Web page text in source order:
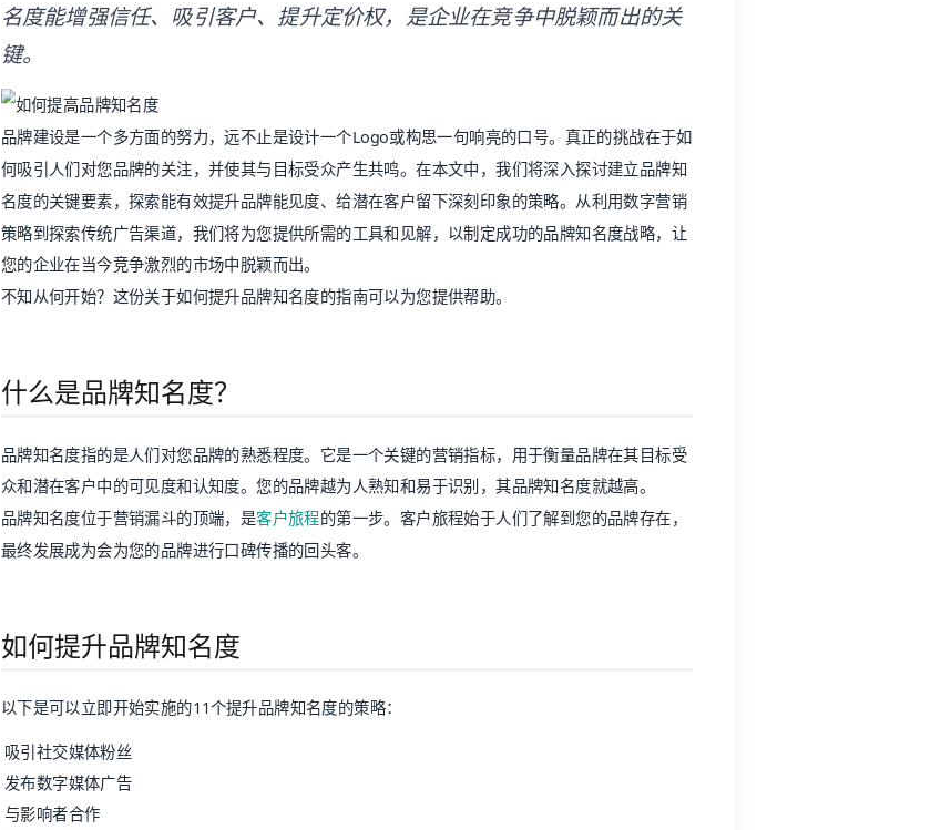
名度能增强信任、吸引客户、提升定价权，是企业在竞争中脱颖而出的关
键。
品牌建设是一个多方面的努力，远不止是设计一个Logo或构思一句响亮的口号。真正的挑战在于如
何吸引人们对您品牌的关注，并使其与目标受众产生共鸣。在本文中，我们将深入探讨建立品牌知
名度的关键要素，探索能有效提升品牌能见度、给潜在客户留下深刻印象的策略。从利用数字营销
策略到探索传统广告渠道，我们将为您提供所需的工具和见解，以制定成功的品牌知名度战略，让
您的企业在当今竞争激烈的市场中脱颖而出。
不知从何开始？这份关于如何提升品牌知名度的指南可以为您提供帮助。
什么是品牌知名度？
品牌知名度指的是人们对您品牌的熟悉程度。它是一个关键的营销指标，用于衡量品牌在其目标受
众和潜在客户中的可见度和认知度。您的品牌越为人熟知和易于识别，其品牌知名度就越高。
品牌知名度位于营销漏斗的顶端，是客户旅程的第一步。客户旅程始于人们了解到您的品牌存在，
最终发展成为会为您的品牌进行口碑传播的回头客。
如何提升品牌知名度
以下是可以立即开始实施的11个提升品牌知名度的策略：
吸引社交媒体粉丝
发布数字媒体广告
与影响者合作